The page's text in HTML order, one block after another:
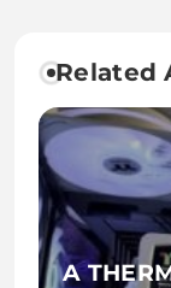
Related
A